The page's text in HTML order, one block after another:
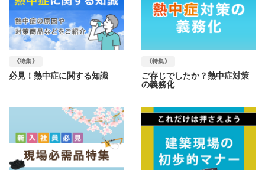
《特集》
必見！熱中症に関する知識
《特集》
ご存じでしたか？熱中症対策
の義務化